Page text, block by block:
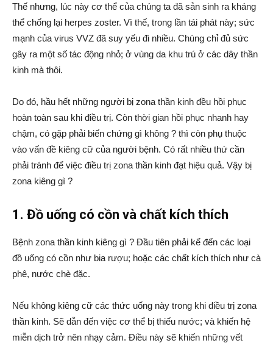
Thế nhưng, lúc này cơ thể của chúng ta đã sản sinh ra kháng
thể chống lại herpes zoster. Vì thế, trong lần tái phát này; sức
mạnh của virus VVZ đã suy yếu đi nhiều. Chúng chỉ đủ sức
gây ra một số tác động nhỏ; ở vùng da khu trú ở các dây thần
kinh mà thôi.
Do đó, hầu hết những người bị zona thần kinh đều hồi phục
hoàn toàn sau khi điều trị. Còn thời gian hồi phục nhanh hay
chậm, có gặp phải biến chứng gì không ? thì còn phụ thuộc
vào vấn đề kiêng cữ của người bệnh. Có rất nhiều thứ cần
phải tránh để việc điều trị zona thần kinh đạt hiệu quả. Vậy bị
zona kiêng gì ?
1. Đồ uống có cồn và chất kích thích
Bệnh zona thần kinh kiêng gì ? Đầu tiên phải kể đến các loại
đồ uống có cồn như bia rượu; hoặc các chất kích thích như cà
phê, nước chè đặc.
Nếu không kiêng cữ các thức uống này trong khi điều trị zona
thần kinh. Sẽ dẫn đến việc cơ thể bị thiếu nước; và khiến hệ
miễn dịch trở nên nhạy cảm. Điều này sẽ khiến những vết